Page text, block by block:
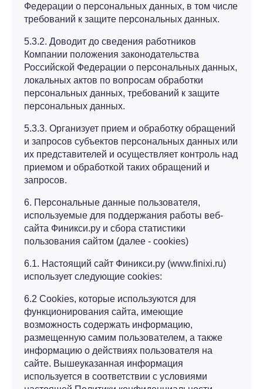
Федерации о персональных данных, в том числе
требований к защите персональных данных.
5.3.2. Доводит до сведения работников
Компании положения законодательства
Российской Федерации о персональных данных,
локальных актов по вопросам обработки
персональных данных, требований к защите
персональных данных.
5.3.3. Организует прием и обработку обращений
и запросов субъектов персональных данных или
их представителей и осуществляет контроль над
приемом и обработкой таких обращений и
запросов.
6. Персональные данные пользователя,
используемые для поддержания работы веб-
сайта Финикси.ру и сбора статистики
пользования сайтом (далее - cookies)
6.1. Настоящий сайт Финикси.ру (www.finixi.ru)
использует следующие cookies:
6.2 Cookies, которые используются для
функционирования сайта, имеющие
возможность содержать информацию,
размещенную самим пользователем, а также
информацию о действиях пользователя на
сайте. Вышеуказанная информация
используется в соответствии с условиями